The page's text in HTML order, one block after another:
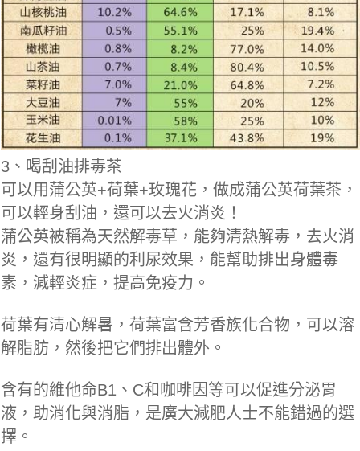
3、喝刮油排毒茶
可以用蒲公英+荷葉+玫瑰花，做成蒲公英荷葉茶，
可以輕身刮油，還可以去火消炎！
蒲公英被稱為天然解毒草，能夠清熱解毒，去火消
炎，還有很明顯的利尿效果，能幫助排出身體毒
素，減輕炎症，提高免疫力。
荷葉有清心解暑，荷葉富含芳香族化合物，可以溶
解脂肪，然後把它們排出體外。
含有的維他命B1、C和咖啡因等可以促進分泌胃
液，助消化與消脂，是廣大減肥人士不能錯過的選
擇。